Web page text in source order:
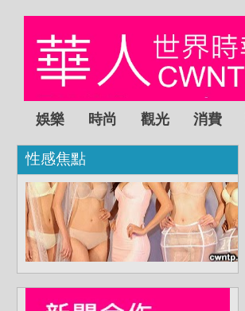
娛樂 時尚 觀光 消費
性感焦點